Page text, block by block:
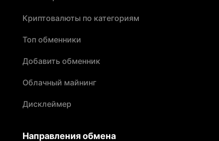
Криптовалюты по категориям
Топ обменники
Добавить обменник
Облачный майнинг
Дисклеймер
Направления обмена